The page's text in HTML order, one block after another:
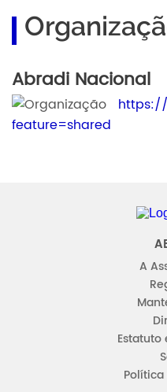
Abradi Nacional
https://
feature=shared
A